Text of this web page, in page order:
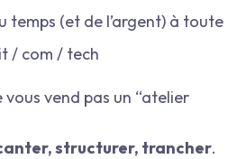
temps (et de l’argent) à toute
/ com / tech
vend pas un “atelier
structurer, trancher.